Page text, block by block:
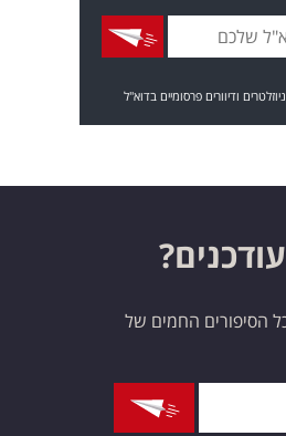
ודיוורים פרסומיים בדוא"ל
הסיפורים החמים של